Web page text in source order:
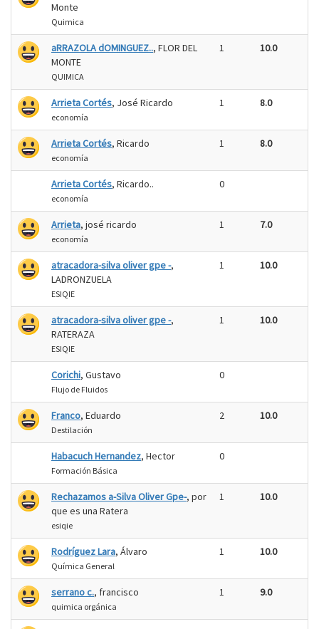
Monte
Quimica
aRRAZOLA dOMINGUEZ.., FLOR DEL
MONTE
QUIMICA
1 10.0
Arrieta Cortés, José Ricardo
economía
1 8.0
Arrieta Cortés, Ricardo
economía
1 8.0
Arrieta Cortés, Ricardo..
economía
0
Arrieta, josé ricardo
economía
1 7.0
atracadora-silva oliver gpe -,
LADRONZUELA
ESIQIE
1 10.0
atracadora-silva oliver gpe -,
RATERAZA
ESIQIE
1 10.0
Corichi, Gustavo
Flujo de Fluidos
0
Franco, Eduardo
Destilación
2 10.0
Habacuch Hernandez, Hector
Formación Básica
0
Rechazamos a-Silva Oliver Gpe-, por
que es una Ratera
esiqie
1 10.0
Rodríguez Lara, Álvaro
Química General
1 10.0
serrano c., francisco
quimica orgánica
1 9.0